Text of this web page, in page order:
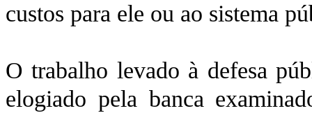
custos para ele ou ao sistema
O trabalho levado à defesa
elogiado pela banca